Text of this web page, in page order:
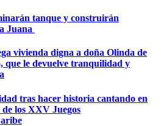
tanque y construirán
Juana
vivienda digna a doña Olinda de
que le devuelve tranquilidad y
tras hacer historia cantando en
los XXV Juegos